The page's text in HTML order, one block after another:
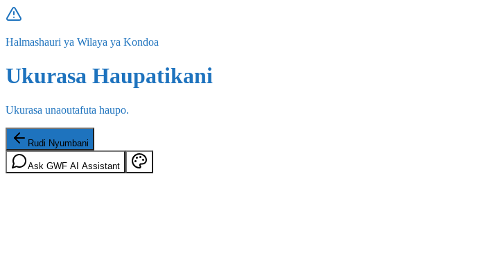
Halmashauri ya Wilaya ya Kondoa
Ukurasa Haupatikani
Ukurasa unaoutafuta haupo.
Rudi Nyumbani
Ask GWF AI Assistant